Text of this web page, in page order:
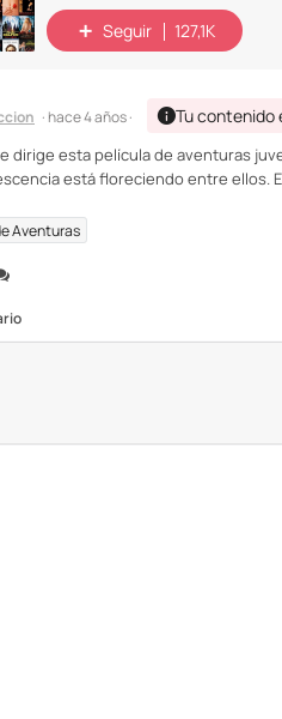
Seguir 127,1K
· hace 4 años · Tu contenido
dirige esta película de aventuras
está floreciendo entre ellos.
Aventuras